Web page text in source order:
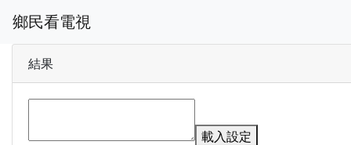
鄉民看電視
結果
載入設定